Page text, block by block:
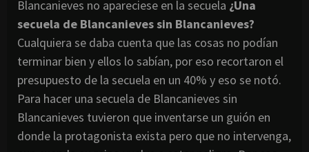
Blancanieves no apareciese en la secuela ¿Una
secuela de Blancanieves sin Blancanieves?
Cualquiera se daba cuenta que las cosas no podían
terminar bien y ellos lo sabían, por eso recortaron el
presupuesto de la secuela en un 40% y eso se notó.
Para hacer una secuela de Blancanieves sin
Blancanieves tuvieron que inventarse un guión en
donde la protagonista exista pero que no intervenga,